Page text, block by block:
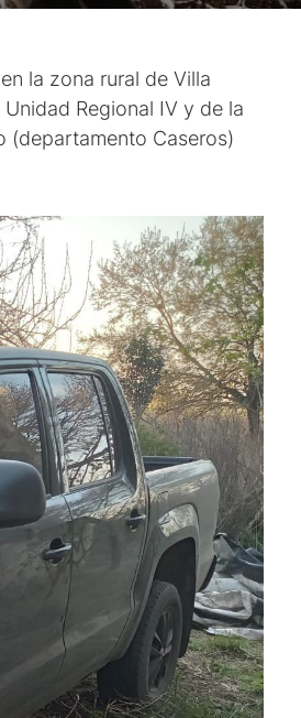
la zona rural de Villa
Regional IV y de la
(departamento Caseros)